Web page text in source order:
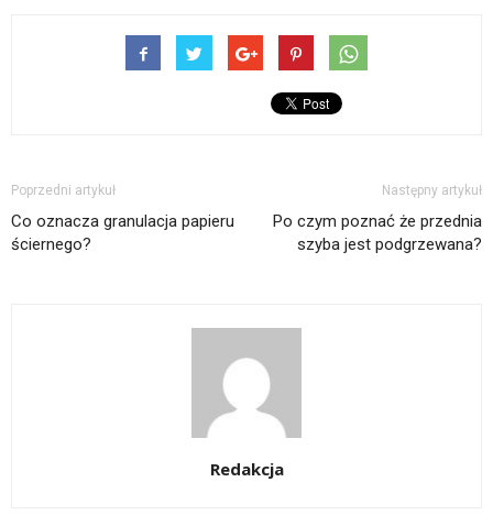
Poprzedni artykuł
Co oznacza granulacja papieru
ściernego?
Następny artykuł
Po czym poznać że przednia
szyba jest podgrzewana?
Redakcja